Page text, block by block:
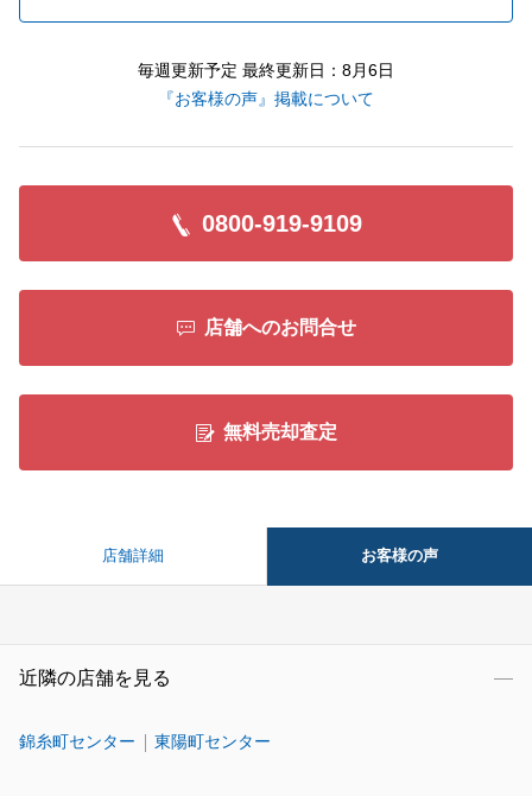
毎週更新予定 最終更新日：8月6日
『お客様の声』掲載について
0800-919-9109
店舗へのお問合せ
無料売却査定
店舗詳細 お客様の声
近隣の店舗を見る
錦糸町センター 東陽町センター